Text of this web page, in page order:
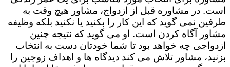
است. در مشاوره قبل از ازدواج، مشاور هیچ وقت به
طرفین نمی گوید که این کار را بکنید یا نکنید بلکه وظیفه
مشاور آگاه کردن است. او می گوید که نتیجه چنین
ازدواجی چه خواهد بود تا شما خودتان دست به انتخاب
بزنید، مشاور تلاش می کند دیدگاه ها و اهداف زوجین را